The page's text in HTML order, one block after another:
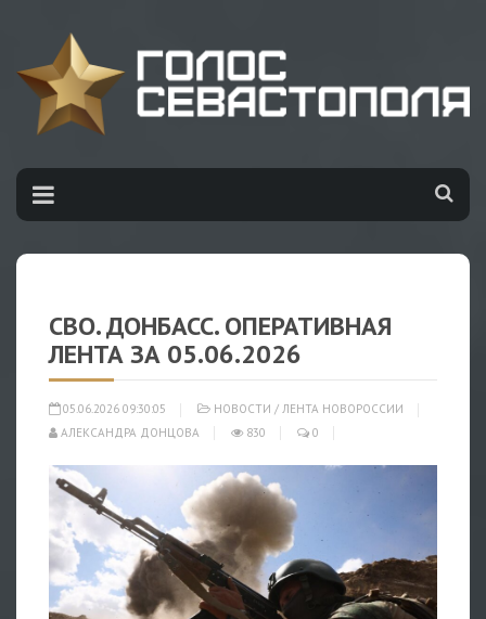
СВО. ДОНБАСС. ОПЕРАТИВНАЯ
ЛЕНТА ЗА 05.06.2026
05.06.2026 09:30:05 НОВОСТИ / ЛЕНТА НОВОРОССИИ
АЛЕКСАНДРА ДОНЦОВА
830 0